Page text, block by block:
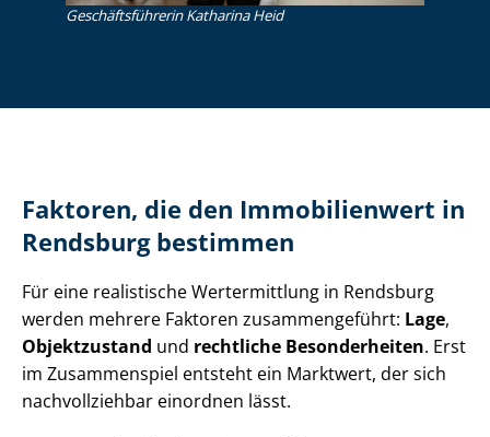
Ge­schäfts­füh­re­rin Katharina Heid
Faktoren, die den Immobilienwert in
Rendsburg bestimmen
Für eine realistische Wertermittlung in Rendsburg
werden mehrere Faktoren zusammengeführt: Lage,
Objektzustand und rechtliche Besonderheiten. Erst
im Zusammenspiel entsteht ein Marktwert, der sich
nachvollziehbar einordnen lässt.